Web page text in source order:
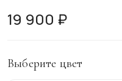
19 900 ₽
Выберите цвет